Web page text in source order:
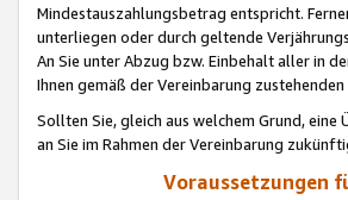
Mindestauszahlungsbetrag entspricht.
unterliegen oder durch geltende
An Sie unter Abzug bzw. Einbehalt aller in
Ihnen gemäß der Vereinbarung
Sollten Sie, gleich aus welchem Grund,
an Sie im Rahmen der Vereinbarung
Voraussetzungen